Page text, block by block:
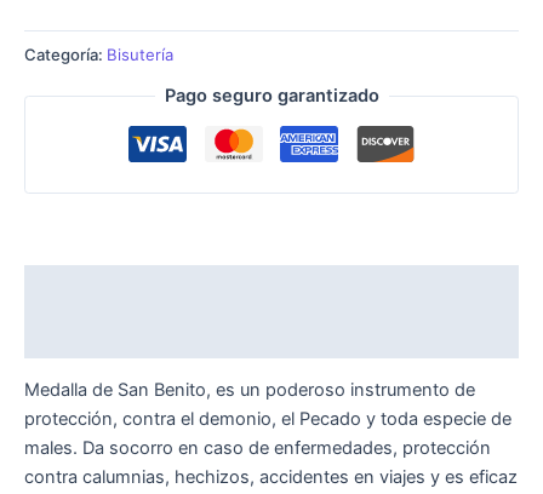
Categoría: Bisutería
Pago seguro garantizado
Medalla de San Benito, es un poderoso instrumento de
protección, contra el demonio, el Pecado y toda especie de
males. Da socorro en caso de enfermedades, protección
contra calumnias, hechizos, accidentes en viajes y es eficaz